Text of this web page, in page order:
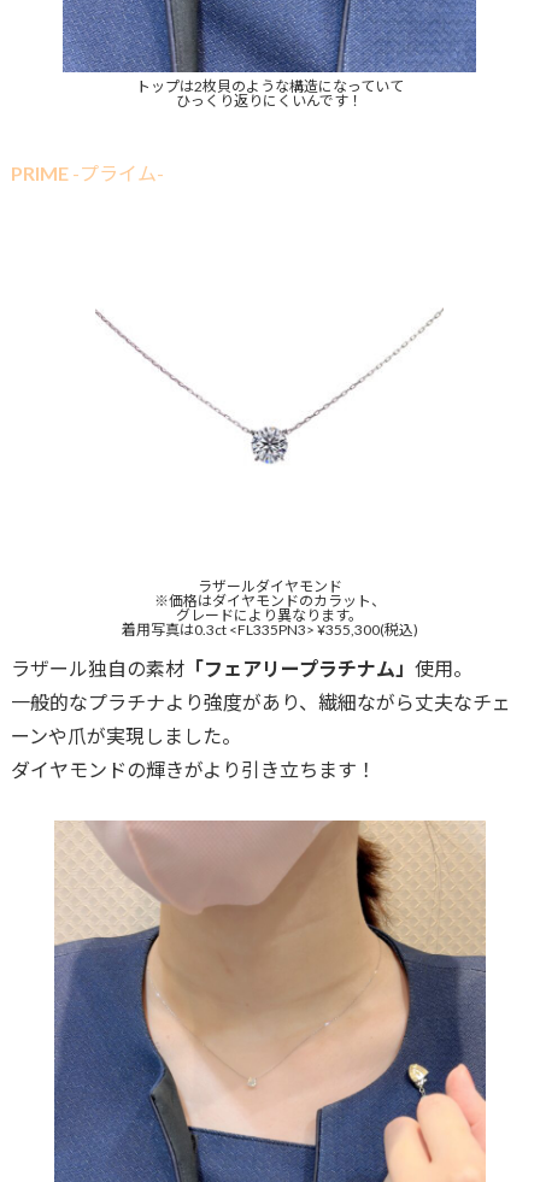
トップは2枚貝のような構造になっていて
ひっくり返りにくいんです！
PRIME-プライム-
ラザールダイヤモンド
※価格はダイヤモンドのカラット、
グレードにより異なります。
着用写真は0.3ct <FL335PN3> ¥355,300(税込)
ラザール独自の素材「フェアリープラチナム」 使用。
一般的なプラチナより強度があり、繊細ながら丈夫なチェ
ーンや爪が実現しました。
ダイヤモンドの輝きがより引き立ちます！